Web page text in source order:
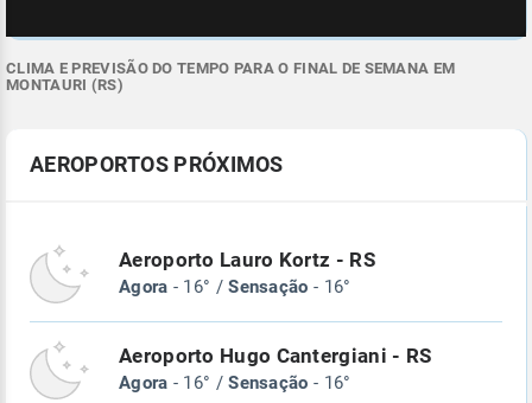
CLIMA E PREVISÃO DO TEMPO PARA O FINAL DE SEMANA EM
MONTAURI (RS)
AEROPORTOS PRÓXIMOS
Aeroporto Lauro Kortz - RS
Agora - 16° /Sensação - 16°
Aeroporto Hugo Cantergiani - RS
Agora - 16° /Sensação - 16°